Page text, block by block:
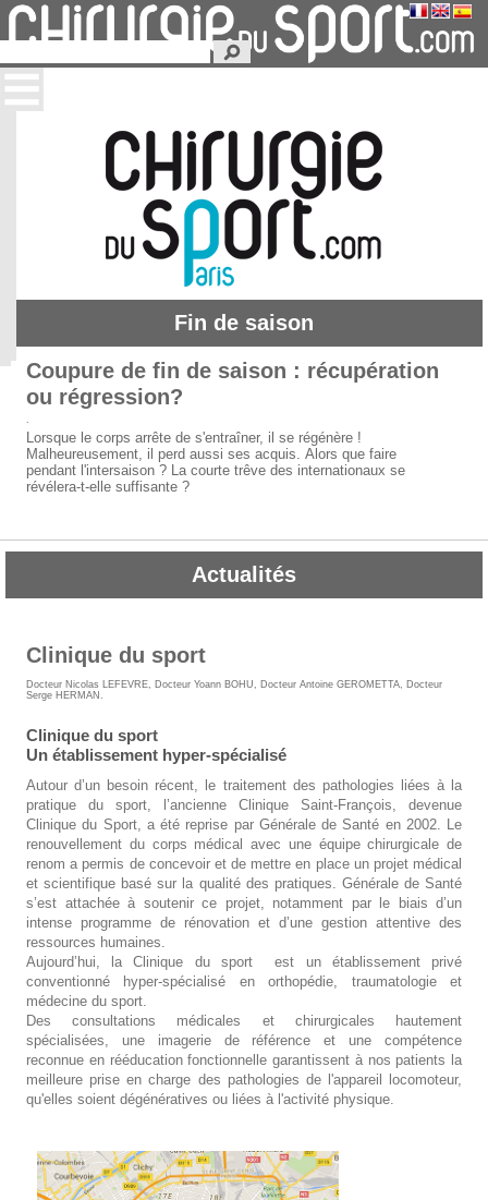
Fin de saison
Coupure de fin de saison : récupération
ou régression?
.
Lorsque le corps arrête de s'entraîner, il se régénère !
Malheureusement, il perd aussi ses acquis. Alors que faire
pendant l'intersaison ? La courte trêve des internationaux se
révélera-t-elle suffisante ?
Actualités
Clinique du sport
Docteur Nicolas LEFEVRE, Docteur Yoann BOHU, Docteur Antoine GEROMETTA, Docteur
Serge HERMAN .
Clinique du sport
Un établissement hyper-spécialisé
Autour d’un besoin récent, le traitement des pathologies liées à la
pratique du sport, l’ancienne Clinique Saint-François, devenue
Clinique du Sport, a été reprise par Générale de Santé en 2002. Le
renouvellement du corps médical avec une équipe chirurgicale de
renom a permis de concevoir et de mettre en place un projet médical
et scientifique basé sur la qualité des pratiques. Générale de Santé
s’est attachée à soutenir ce projet, notamment par le biais d’un
intense programme de rénovation et d’une gestion attentive des
ressources humaines.
Aujourd’hui, la Clinique du sport est un établissement privé
conventionné hyper-spécialisé en orthopédie, traumatologie et
médecine du sport.
Des consultations médicales et chirurgicales hautement
spécialisées, une imagerie de référence et une compétence
reconnue en rééducation fonctionnelle garantissent à nos patients la
meilleure prise en charge des pathologies de l'appareil locomoteur,
qu'elles soient dégénératives ou liées à l'activité physique.